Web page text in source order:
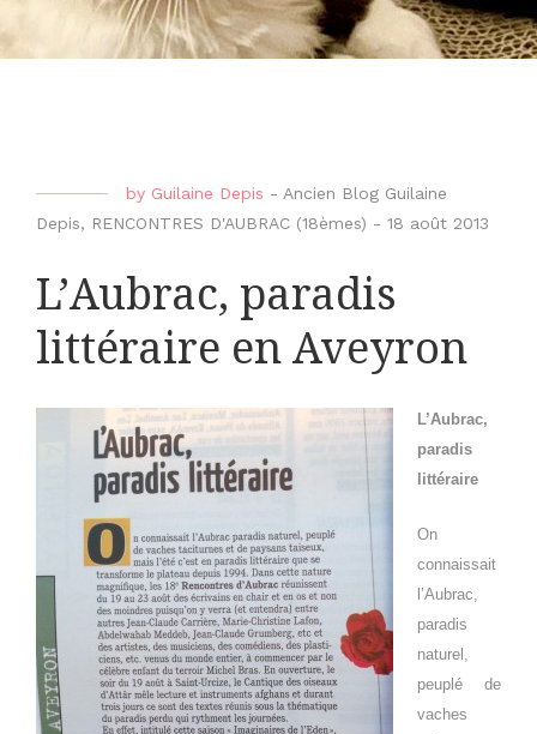
by Guilaine Depis - Ancien Blog Guilaine
Depis, RENCONTRES D'AUBRAC (18èmes) - 18 août 2013
L’Aubrac, paradis
littéraire en Aveyron
L’Aubrac,
paradis
littéraire
On
connaissait
l’Aubrac,
paradis
naturel,
peuplé de
vaches